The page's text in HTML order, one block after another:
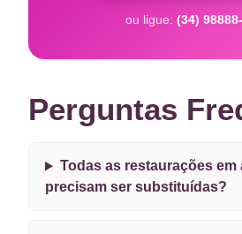
ou ligue: (34)
Perguntas
Todas as restaurações em
precisam ser substituídas?